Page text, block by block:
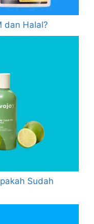
dan Halal?
Sudah